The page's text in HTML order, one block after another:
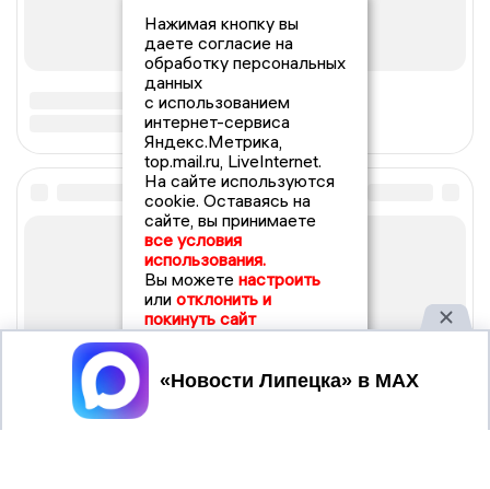
Нажимая кнопку вы
даете согласие на
обработку персональных
данных
с использованием
интернет-сервиса
Яндекс.Метрика,
top.mail.ru, LiveInternet.
На сайте используются
cookie. Оставаясь на
сайте, вы принимаете
все условия
использования.
Вы можете настроить
или отклонить и
покинуть сайт
Принять